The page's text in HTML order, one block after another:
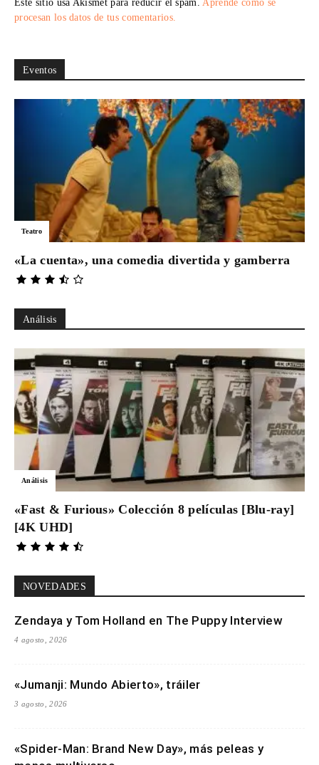
Este sitio usa Akismet para reducir el spam. Aprende cómo se
procesan los datos de tus comentarios.
Eventos
Teatro
«La cuenta», una comedia divertida y gamberra
Análisis
Análisis
«Fast & Furious» Colección 8 películas [Blu-ray]
[4K UHD]
NOVEDADES
Zendaya y Tom Holland en The Puppy Interview
4 agosto, 2026
«Jumanji: Mundo Abierto», tráiler
3 agosto, 2026
«Spider-Man: Brand New Day», más peleas y